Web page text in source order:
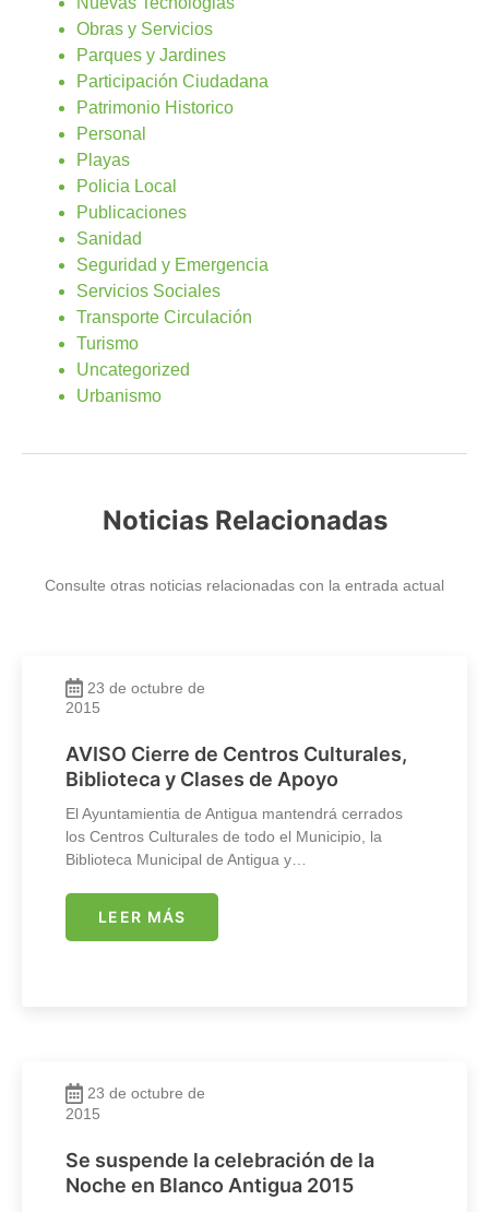
Obras y Servicios
Parques y Jardines
Participación Ciudadana
Patrimonio Historico
Personal
Playas
Policia Local
Publicaciones
Sanidad
Seguridad y Emergencia
Servicios Sociales
Transporte Circulación
Turismo
Uncategorized
Urbanismo
Noticias Relacionadas
Consulte otras noticias relacionadas con la entrada actual
23 de octubre de
2015
AVISO Cierre de Centros Culturales,
Biblioteca y Clases de Apoyo
El Ayuntamientia de Antigua mantendrá cerrados
los Centros Culturales de todo el Municipio, la
Biblioteca Municipal de Antigua y…
LEER MÁS
23 de octubre de
2015
Se suspende la celebración de la
Noche en Blanco Antigua 2015